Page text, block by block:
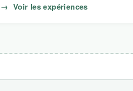
→ Voir les expériences